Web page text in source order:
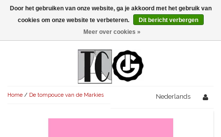
Menu
AVONDVULLEND (+75')
KORT (-30')
AVONDVULLEND (+75')
AVONDVULLEND (+75')
Home / De tompouce van de Markies Nederlands
Door het gebruiken van onze website, ga je akkoord met het gebruik van
cookies om onze website te verbeteren.
Dit bericht verbergen
Meer over cookies »